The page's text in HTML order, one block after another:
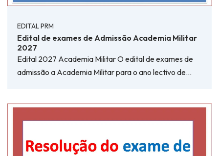
EDITAL PRM
Edital de exames de Admissão Academia Militar
2027
Edital 2027 Academia Militar O edital de exames de
admissão a Academia Militar para o ano lectivo de…